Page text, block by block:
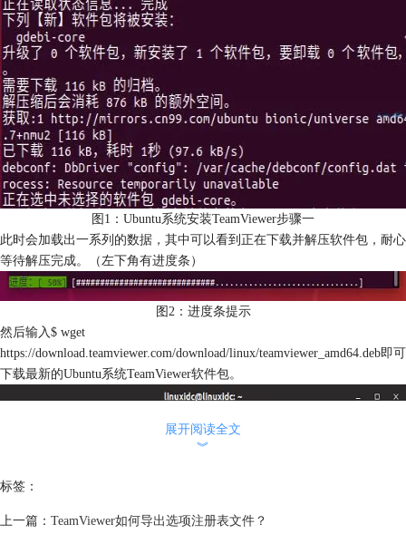
图1：Ubuntu系统安装TeamViewer步骤一
此时会加载出一系列的数据，其中可以看到正在下载并解压软件包，耐心
等待解压完成。（左下角有进度条）
图2：进度条提示
然后输入$ wget
https://download.teamviewer.com/download/linux/teamviewer_amd64.deb即可
下载最新的Ubuntu系统TeamViewer软件包。
图3：Ubuntu系统安装TeamViewer步骤二
展开阅读全文
︾
标签：
上一篇： TeamViewer如何导出选项注册表文件？